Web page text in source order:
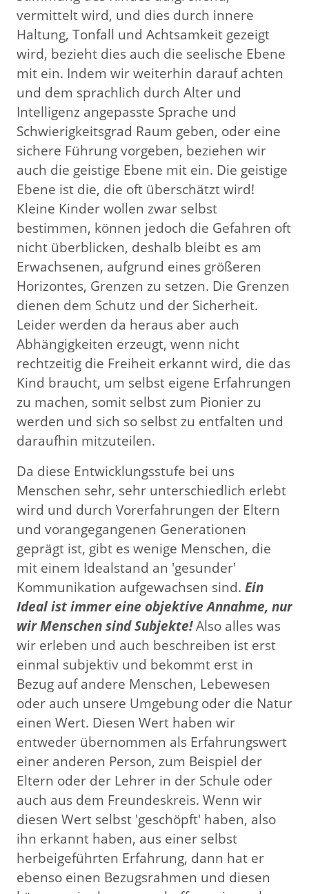
vermittelt wird, und dies durch innere
Haltung, Tonfall und Achtsamkeit gezeigt
wird, bezieht dies auch die seelische Ebene
mit ein. Indem wir weiterhin darauf achten
und dem sprachlich durch Alter und
Intelligenz angepasste Sprache und
Schwierigkeitsgrad Raum geben, oder eine
sichere Führung vorgeben, beziehen wir
auch die geistige Ebene mit ein. Die geistige
Ebene ist die, die oft überschätzt wird!
Kleine Kinder wollen zwar selbst
bestimmen, können jedoch die Gefahren oft
nicht überblicken, deshalb bleibt es am
Erwachsenen, aufgrund eines größeren
Horizontes, Grenzen zu setzen. Die Grenzen
dienen dem Schutz und der Sicherheit.
Leider werden da heraus aber auch
Abhängigkeiten erzeugt, wenn nicht
rechtzeitig die Freiheit erkannt wird, die das
Kind braucht, um selbst eigene Erfahrungen
zu machen, somit selbst zum Pionier zu
werden und sich so selbst zu entfalten und
daraufhin mitzuteilen.
Da diese Entwicklungsstufe bei uns
Menschen sehr, sehr unterschiedlich erlebt
wird und durch Vorerfahrungen der Eltern
und vorangegangenen Generationen
geprägt ist, gibt es wenige Menschen, die
mit einem Idealstand an 'gesunder'
Kommunikation aufgewachsen sind. Ein
Ideal ist immer eine objektive Annahme, nur
wir Menschen sind Subjekte!Also alles was
wir erleben und auch beschreiben ist erst
einmal subjektiv und bekommt erst in
Bezug auf andere Menschen, Lebewesen
oder auch unsere Umgebung oder die Natur
einen Wert. Diesen Wert haben wir
entweder übernommen als Erfahrungswert
einer anderen Person, zum Beispiel der
Eltern oder der Lehrer in der Schule oder
auch aus dem Freundeskreis. Wenn wir
diesen Wert selbst 'geschöpft' haben, also
ihn erkannt haben, aus einer selbst
herbeigeführten Erfahrung, dann hat er
ebenso einen Bezugsrahmen und diesen